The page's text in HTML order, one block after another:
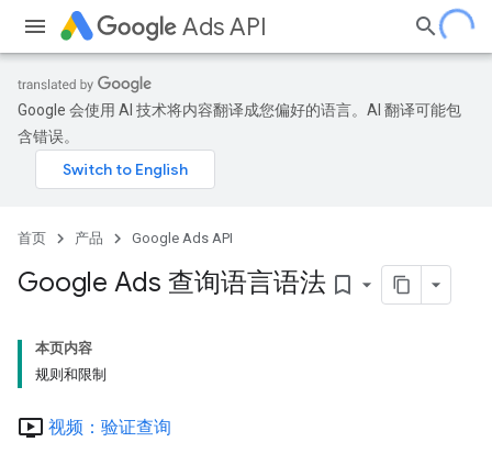
Ads API
Google 会使用 AI 技术将内容翻译成您偏好的语言。AI 翻译可能包
含错误。
首页 产品 Google Ads API
Google Ads 查询语言语法 bookmark_border
本页内容
规则和限制
ondemand_video 视频：验证查询